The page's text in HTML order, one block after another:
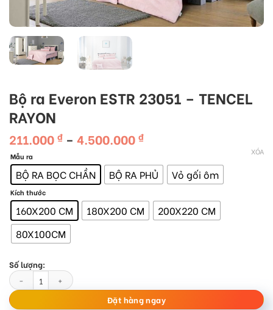
Bộ ra Everon ESTR 23051 – TENCEL
RAYON
211.000 ₫ – 4.500.000 ₫Khoảng
từ
211.000 ₫
đến
Mẫu ra
BỘ RA BỌC CHẦN BỘ RA PHỦ Vỏ gối ôm
Kích thước
160X200 CM 180X200 CM
200X220 CM
80X100CM
XÓA
Số lượng:
Bộ ra Everon ESTR 23051 - TENCEL RAYON số lượng
Đặt hàng ngay